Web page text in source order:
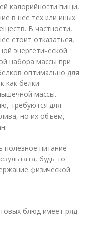
калорийности пищи,
в нее тех или иных
В частности,
стоит отказаться,
энергетической
набора массы при
оптимально для
как белки
массы.
требуются для
но их объем,
питание
будь то
физической
блюд имеет ряд